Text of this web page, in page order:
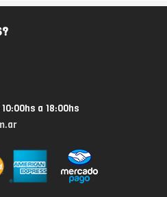
a 18:00hs